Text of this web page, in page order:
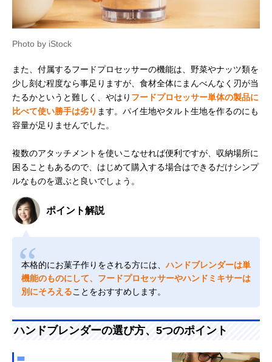
Photo by iStock
また、付属するフードプロセッサーの機能は、野菜やナッツ類を
少し刻む程度なら事足りますが、食材全体にまんべんなく刃が当
たるかというと難しく、やはり フードプロセッサー単体の製品に
比べて使い勝手は劣り ます。パイ生地やタルト生地を作るのにも
容量が足りませんでした。
複数のアタッチメントを使いこなせれば便利ですが、収納場所に
困ることもあるので、はじめて購入する場合はできるだけシンプ
ルなものを選ぶと良いでしょう。
ポイント解説
本格的にお菓子作りをされる方には、ハンドブレンダーは単
機能のものにして、フードプロセッサーやハンドミキサーは
別にそろえることをおすすめします。
ハンドブレンダーの選び方、5つのポイント